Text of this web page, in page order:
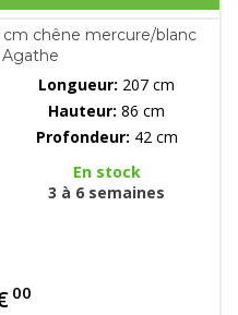
chêne mercure/blanc
Longueur: 207 cm
Hauteur: 86 cm
Profondeur: 42 cm
En stock
3 à 6 semaines
00